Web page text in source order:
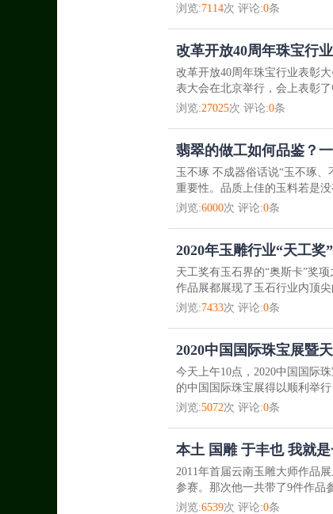
浏览:7114次 评论:0条
改革开放40周年珠宝行
改革开放40周年珠宝行业表彰
表大会在北京举行，会上表彰
浏览:27025次 评论:0条
翡翠的做工如何品鉴？
玉不琢 不成器俗话说“玉不琢
重要性。品质上佳的玉料若是
浏览:6000次 评论:0条
2020年玉雕行业“天工
天工奖有玉石界的“奥斯卡”奖
作品展都展现了玉石行业内顶
浏览:7433次 评论:0条
2020中国国际珠宝展暨
今天上午10点，2020中国国际
的中国国际珠宝展得以顺利举
浏览:5072次 评论:0条
本土 国雕 于丰也 我就
2011年首届云南玉雕大师作品
参赛。那次他一共带了9件作品
浏览:6539次 评论:0条